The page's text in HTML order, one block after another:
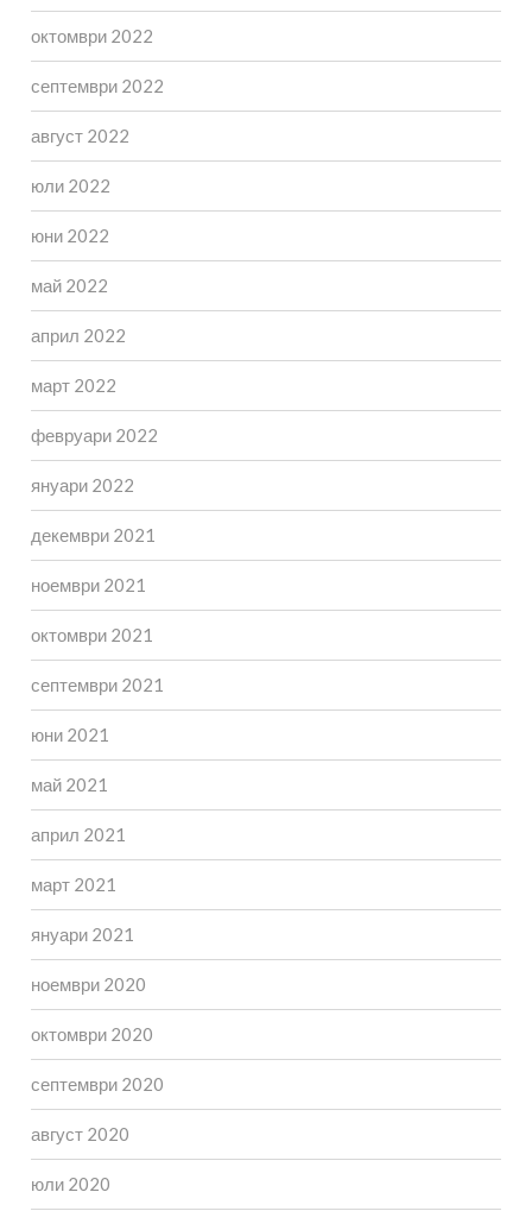
октомври 2022
септември 2022
август 2022
юли 2022
юни 2022
май 2022
април 2022
март 2022
февруари 2022
януари 2022
декември 2021
ноември 2021
октомври 2021
септември 2021
юни 2021
май 2021
април 2021
март 2021
януари 2021
ноември 2020
октомври 2020
септември 2020
август 2020
юли 2020